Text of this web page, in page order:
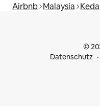
Airbnb Malaysia
©
Datenschutz